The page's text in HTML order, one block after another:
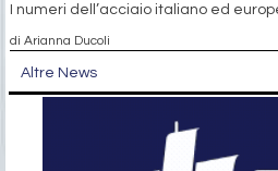
I numeri dell’acciaio italiano ed
di Arianna Ducoli
Altre News